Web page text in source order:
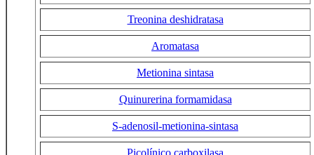
Treonina deshidratasa
Aromatasa
Metionina sintasa
Quinurerina formamidasa
S-adenosil-metionina-sintasa
Picolínico carboxilasa